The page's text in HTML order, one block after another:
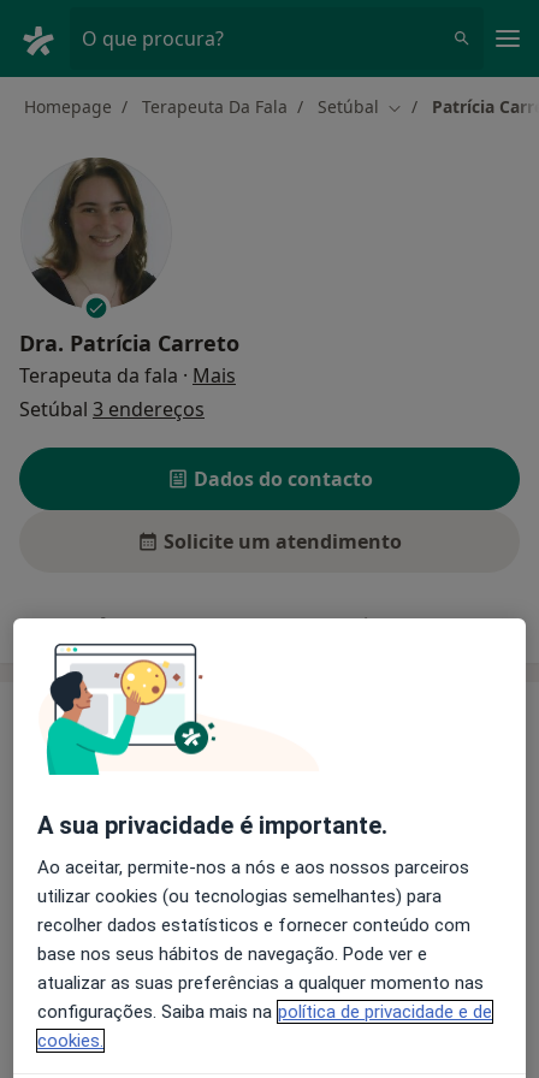
O que procura?
Homepage Terapeuta Da Fala Setúbal Mudar de cidade
Patrícia
Dra. Patrícia Carreto
Terapeuta da fala · Mais
Setúbal 3 endereços
Dados do contacto
Solicite um atendimento
Experiência Preços Consultórios Opiniões
Experiência
FORMAÇÃO
2013
Mestranda em (Re)Habilitação Vocal(Nov. 2013 até
data corrente)
Escola Superior de Saúde - Instituto Politécnico de
Setúbal
2011
Licenciatura em Terapia da Fala
maisSobre mim
Principais doenças tratadas
Afasia
A sua privacidade é importante.
Ao aceitar, permite-nos a nós e aos nossos parceiros
utilizar cookies (ou tecnologias semelhantes) para
recolher dados estatísticos e fornecer conteúdo com
base nos seus hábitos de navegação. Pode ver e
atualizar as suas preferências a qualquer momento nas
configurações. Saiba mais na política de privacidade e de
cookies.